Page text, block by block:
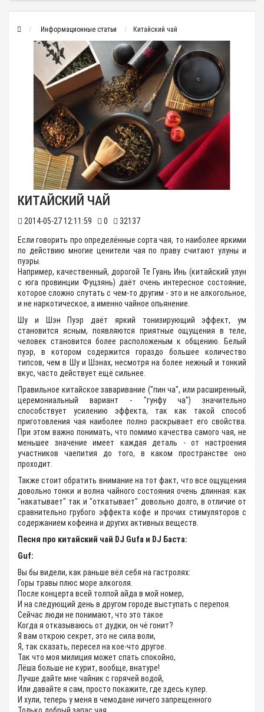
Информационные статьи Китайский чай
КИТАЙСКИЙ ЧАЙ
2014-05-27 12:11:59 0
32137
Если говорить про определённые сорта чая, то наиболее яркими
по действию многие ценители чая по праву считают улуны и
пуэры.
Например, качественный, дорогой Те Гуань Инь (китайский улун
с юга провинции Фуцзянь) даёт очень интересное состояние,
которое сложно спутать с чем-то другим - это и не алкогольное,
и не наркотическое, а именно чайное опьянение.
Шу и Шэн Пуэр даёт яркий тонизирующий эффект, ум
становится ясным, появляются приятные ощущения в теле,
человек становится более расположеным к общению. Белый
пуэр, в котором содержится гораздо большее количество
типсов, чем в Шу и Шэнах, несмотря на более нежный и тонкий
вкус, часто действует ещё сильнее.
Правильное китайское заваривание ("пин ча", или расширенный,
церемониальный вариант - "гунфу ча") значительно
способствует усилению эффекта, так как такой способ
приготовления чая наиболее полно раскрывает его свойства.
При этом важно понимать, что помимо качества самого чая, не
меньшее значение имеет каждая деталь - от настроения
участников чаепития до того, в каком пространстве оно
проходит.
Также стоит обратить внимание на тот факт, что все ощущения
довольно тонки и волна чайного состояния очень длинная: как
"накатывает" так и "откатывает" довольно долго, в отличие от
сравнительно грубого эффекта кофе и прочих стимуляторов с
содержанием кофеина и других активных веществ.
Песня про китайский чай DJ Gufа и DJ Баста:
Guf:
Вы бы видели, как раньше вёл себя на гастролях:
Горы травы плюс море алкоголя.
После концерта всей толпой айда в мой номер,
И на следующий день в другом городе выступать с перепоя.
Сейчас люди не понимают, что это такое
Когда я отказываюсь от дудки, он чё гонит?
Я вам открою секрет, это не сила воли,
Я, так сказать, пересел на кое-что другое.
Так что моя милиция может спать спокойно,
Лёша больше не курит, вообще, внатуре!
Лучше дайте мне чайник с горячей водой,
Или давайте я сам, просто покажите, где здесь кулер.
И хули, теперь у меня в чемодане ничего запрещенного